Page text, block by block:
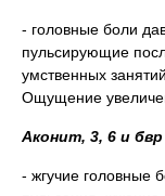
- головные боли
пульсирующие
умственных
Ощущение
Аконит, 3, 6 и бвр
- жгучие головные